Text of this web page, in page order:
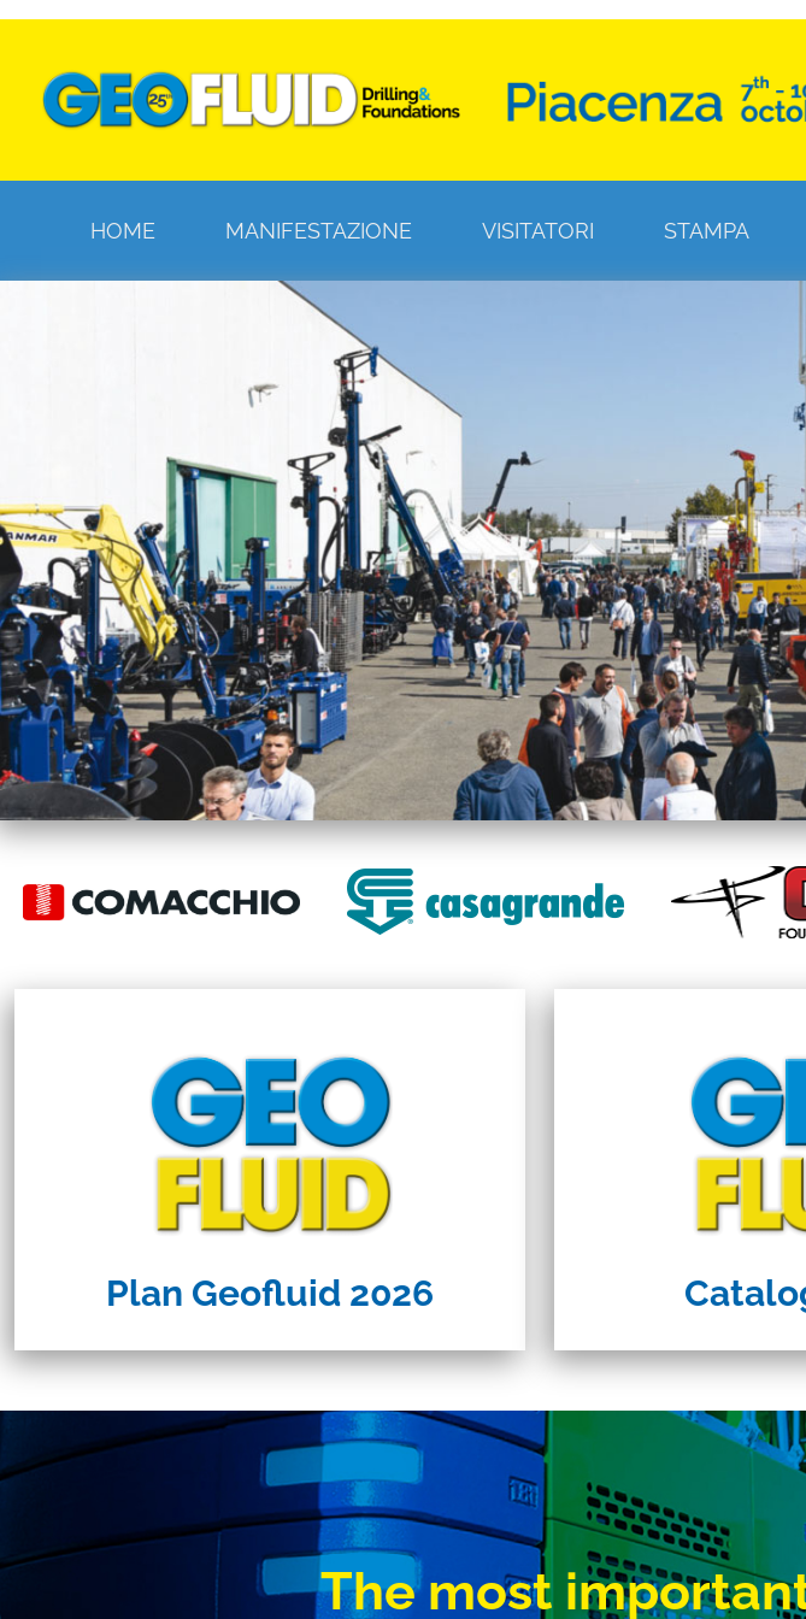
HOME MANIFESTAZIONE VISITATORI STAMPA
Plan Geofluid 2026
The most